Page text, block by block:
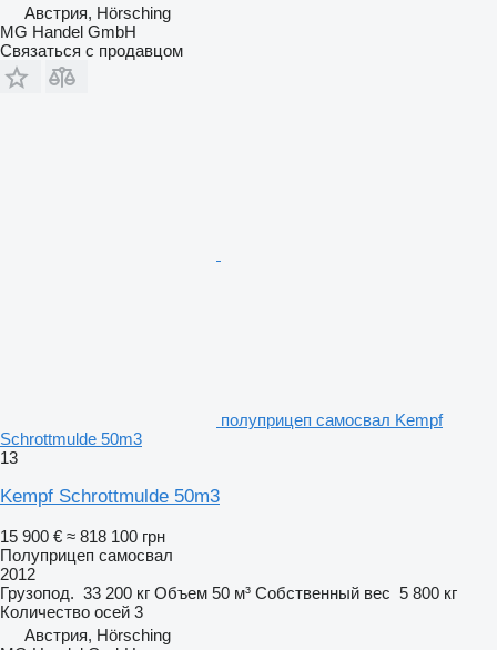
Австрия, Hörsching
MG Handel GmbH
Связаться с продавцом
полуприцеп самосвал Kempf
Schrottmulde 50m3
13
Kempf Schrottmulde 50m3
15 900 € ≈ 818 100 грн
Полуприцеп самосвал
2012
Грузопод. 33 200 кг Объем 50 м³ Собственный вес 5 800 кг
Количество осей 3
Австрия, Hörsching